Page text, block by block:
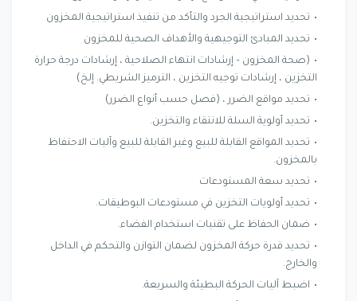
تحديد استراتيجية الجرد والتأكد من تنفيذ استراتيجية المخزون
تحديد المبادئ التوجيهية والأهداف الصحية للمخزون
(صحة المخزون – إرشادات انتهاء الصلاحية ، إرشادات درجة حرارة
التخزين ، إرشادات توجيه التخزين ، الترميز الشريطي. إلخ)
تحديد مواقع الضرر ، (فصل حسب أنواع الضرر)
تحديد أولوية السلة للانتقاء والتخزين.
تحديد المواقع القابلة للبيع وغير القابلة للبيع وآليات الاحتفاظ
بالمخزون.
تحديد سعة المستودعات
تحديد أولويات التخزين في مستودعات البوطيقات.
ضمان الحفاظ على تقنيات استخدام الفضاء.
تحديد قدرة حركة المخزون لضمان التوازن والتحكم في الداخل
والخارج.
اضبط آليات الحركة البطيئة والسريعة.